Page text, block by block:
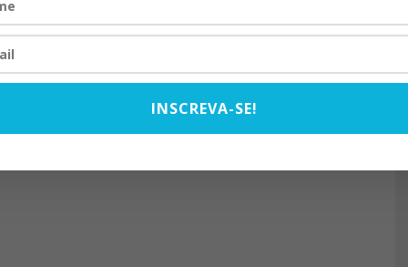
RAND BARTENDER: DE
VISTA PARA O MUNDO
INSCREVA-SE!